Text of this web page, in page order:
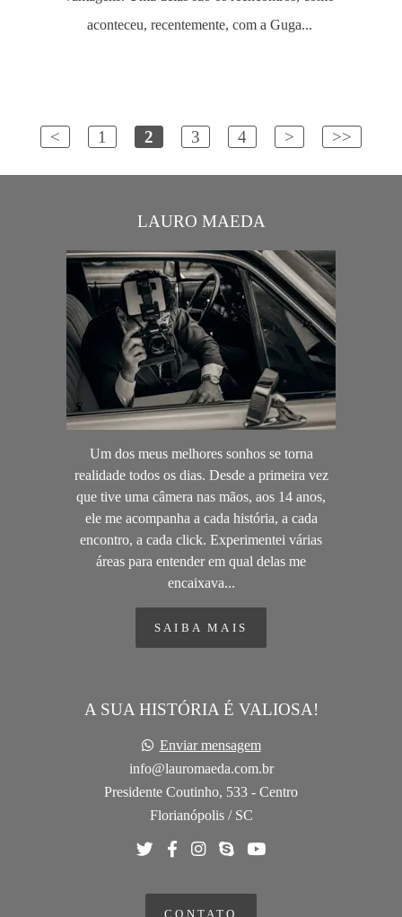
aconteceu, recentemente, com a Guga...
< 1 2 3 4 > >>
LAURO MAEDA
Um dos meus melhores sonhos se torna
realidade todos os dias. Desde a primeira vez
que tive uma câmera nas mãos, aos 14 anos,
ele me acompanha a cada história, a cada
encontro, a cada click. Experimentei várias
áreas para entender em qual delas me
encaixava...
SAIBA MAIS
A SUA HISTÓRIA É VALIOSA!
Enviar mensagem
info@lauromaeda.com.br
Presidente Coutinho, 533 - Centro
Florianópolis / SC
CONTATO